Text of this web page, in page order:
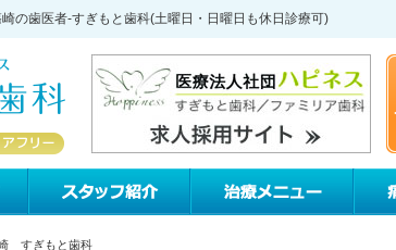
歯医者-すぎもと歯科(土曜日・日曜日も休日診療可)
すぎもと歯科